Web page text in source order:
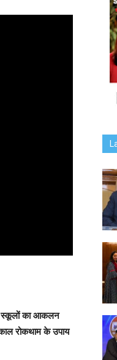
स्कूलों का आकलन
रोकथाम के उपाय